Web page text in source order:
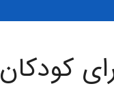
کودکان ۲